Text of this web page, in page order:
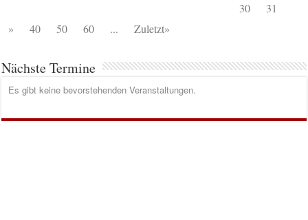
30
31
»
40 50 60 ... Zuletzt»
Nächste Termine
Es gibt keine bevorstehenden Veranstaltungen.